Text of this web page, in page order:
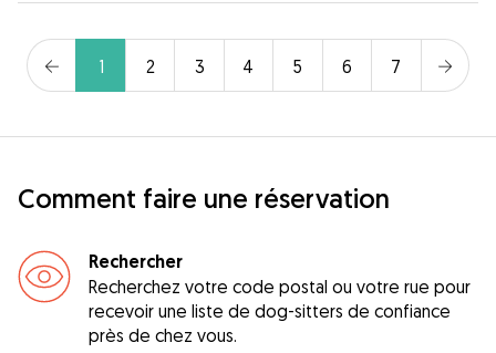
1 2 3 4 5 6 7
Comment faire une réservation
Rechercher
Recherchez votre code postal ou votre rue pour
recevoir une liste de dog-sitters de confiance
près de chez vous.